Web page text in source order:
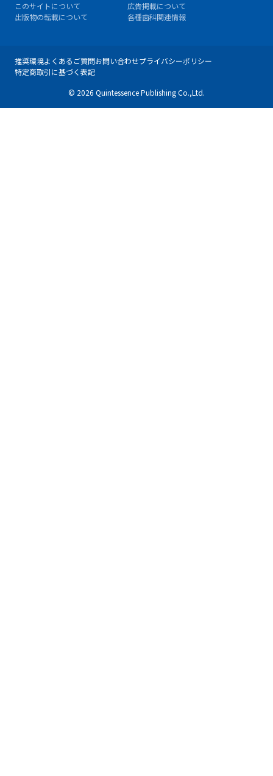
このサイトについて
広告掲載について
出版物の転載について
各種歯科関連情報
推奨環境よくあるご質問お問い合わせプライバシーポリシー
特定商取引に基づく表記
© 2026 Quintessence Publishing Co.,Ltd.